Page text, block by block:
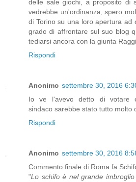
delle sale giochi, a proposito di
vedrebbe un'ordinanza, spero
di Torino su una loro apertura ad
grado di affrontare sul suo blog
tediarsi ancora con la giunta
Rispondi
Anonimo settembre 30, 2016
Io ve l'avevo detto di votare
sindaco sarebbe stato tutto molto
Rispondi
Anonimo settembre 30, 2016
Commento finale di Roma fa
"Lo schifo è nel grande